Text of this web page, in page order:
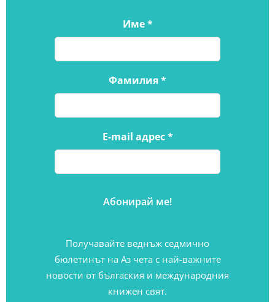
Име*
Фамилия*
E-mail адрес*
Получавайте веднъж седмично
бюлетинът на Аз чета с най-важните
новости от бългаския и международния
книжен свят.